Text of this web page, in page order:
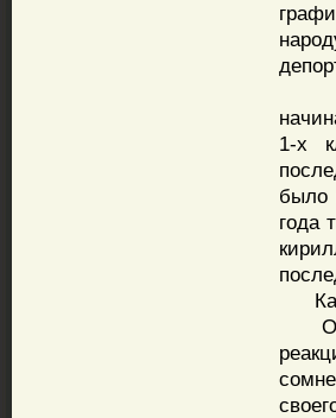
1-х
было
года